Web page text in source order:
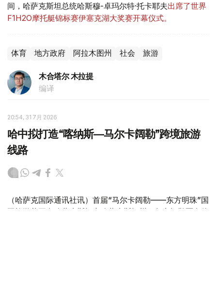
间，哈萨克斯坦总统哈斯穆-卓玛尔特·托卡耶夫出席了世界
F1H2O摩托艇锦标赛伊塞克湖大奖赛开幕仪式。
体育 地方政府 阿拉木图州 社会 旅游
木合塔尔 木拉提
编译
20:54, 31 7月 2026
哈中拟打造“喀纳斯—马尔卡阔勒”跨境旅游
线路
（哈萨克国际通讯社讯）首届“马尔卡阔勒——东方明珠”国
际旅游节正在哈萨克斯坦东哈萨克斯坦州马尔卡阔勒区乌伦